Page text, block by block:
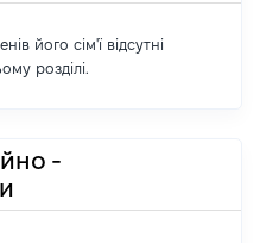
його сім'ї відсутні
розділі.
-